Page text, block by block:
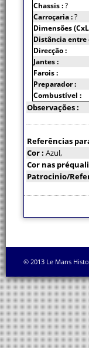
Chassis :?
Carroçaria :?
Dimensões
Distância entre
Direcção :
Jantes :
Farois :
Preparador :
Combustível :
Observações :
Referências
Cor : Azul,
Cor nas
Patrocinio/
© 2013 Le Mans